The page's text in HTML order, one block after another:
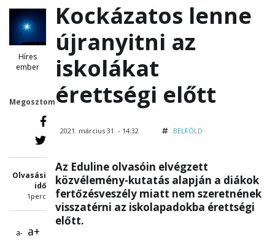
Híres
ember
Megosztom
Olvasási
idő
1perc
a- a+
Kockázatos lenne
újranyitni az
iskolákat
érettségi előtt
2021. március 31. - 14:32 BELFÖLD
Az Eduline olvasóin elvégzett
közvélemény-kutatás alapján a diákok
fertőzésveszély miatt nem szeretnének
visszatérni az iskolapadokba érettségi
előtt.